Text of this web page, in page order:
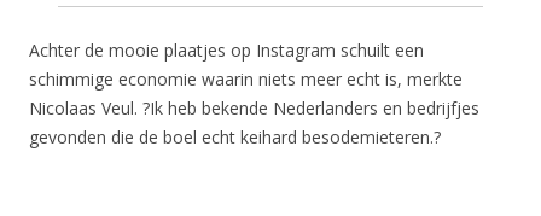
Achter de mooie plaatjes op Instagram schuilt een
schimmige economie waarin niets meer echt is, merkte
Nicolaas Veul. ?Ik heb bekende Nederlanders en bedrijfjes
gevonden die de boel echt keihard besodemieteren.?